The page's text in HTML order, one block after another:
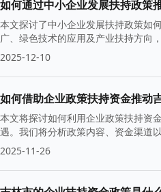
如何通过中小企业发展扶持政策
本文探讨了中小企业发展扶持政策如
广、绿色技术的应用及产业扶持方向
2025-12-10
如何借助企业政策扶持资金推动
本文将探讨如何利用企业政策扶持资
遇。我们将分析政策内容、资金渠道
2025-11-26